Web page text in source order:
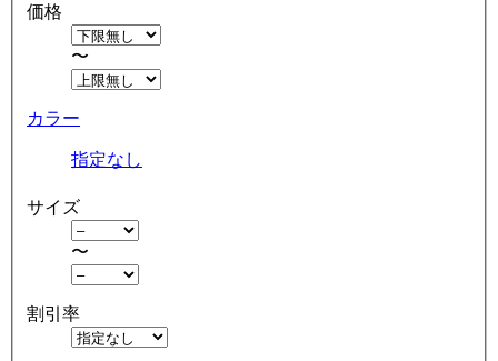
価格
〜
カラー
指定なし
サイズ
〜
割引率